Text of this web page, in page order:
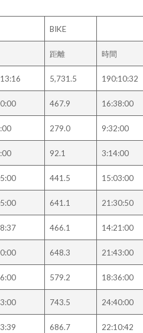
BIKE
距離 時間
5,731.5 190:10:32
467.9 16:38:00
279.0 9:32:00
92.1 3:14:00
441.5 15:03:00
641.1 21:30:50
466.1 14:21:00
648.3 21:43:00
579.2 18:36:00
743.5 24:40:00
686.7 22:10:42